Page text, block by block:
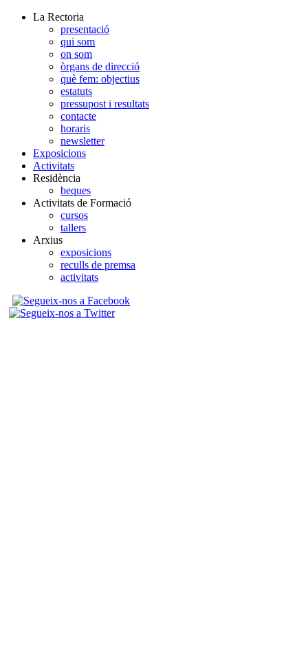
La Rectoria
presentació
qui som
on som
òrgans de direcció
què fem: objectius
estatuts
pressupost i resultats
contacte
horaris
newsletter
Exposicions
Activitats
Residència
beques
Activitats de Formació
cursos
tallers
Arxius
exposicions
reculls de premsa
activitats